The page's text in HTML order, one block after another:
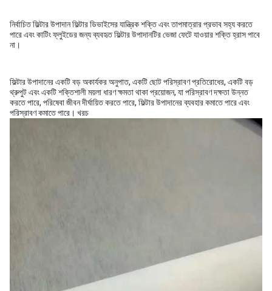
নির্বাচিত ফিল্টার উপাদান ফিল্টার ডিভাইসের যান্ত্রিক শক্তি এবং তাপমাত্রার প্রভাব সহ্য করতে
পারে এবং কাটিং ফ্লুইডের জন্য ব্যবহৃত ফিল্টার উপাদানটির ভেজা ফেটে যাওয়ার শক্তি হ্রাস পাবে
না।
ফিল্টার উপাদানের একটি বড় অকার্যকর অনুপাত, একটি ছোট পরিস্রাবণ প্রতিরোধের, একটি বড়
থ্রুপুট এবং একটি শক্তিশালী ময়লা ধারণ ক্ষমতা থাকা প্রয়োজন, যা পরিস্রাবণ দক্ষতা উন্নত
করতে পারে, পরিষেবা জীবন দীর্ঘায়িত করতে পারে, ফিল্টার উপাদানের ব্যবহার কমাতে পারে এবং
পরিস্রাবণ কমাতে পারে। খরচ